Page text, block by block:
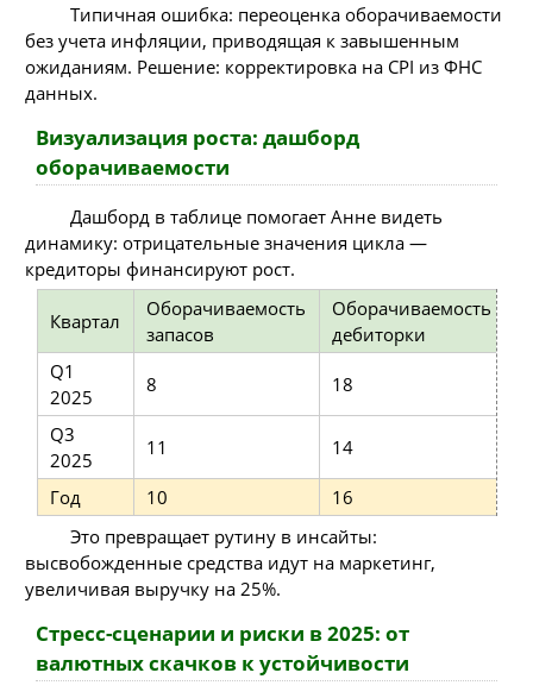
Типичная ошибка: переоценка оборачиваемости
без учета инфляции, приводящая к завышенным
ожиданиям. Решение: корректировка на CPI из ФНС
данных.
Визуализация роста: дашборд
оборачиваемости
Дашборд в таблице помогает Анне видеть
динамику: отрицательные значения цикла —
кредиторы финансируют рост.
Квартал
Оборачиваемость
запасов
Оборачиваемость
дебиторки
Q1
2025
8 18
Q3
2025
11 14
Год 10 16
Это превращает рутину в инсайты:
высвобожденные средства идут на маркетинг,
увеличивая выручку на 25%.
Стресс-сценарии и риски в 2025: от
валютных скачков к устойчивости